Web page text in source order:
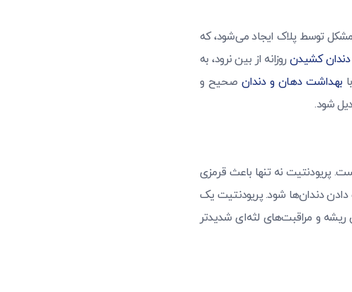
مشکل توسط پلاک ایجاد می‌شود، که
کشیدنروزانه از بین نرود، به
بهداشت دهان و دندان صحیح و
شود.
پریودنتیت نه تنها باعث قرمزی
دندان‌ها شود. پریودنتیت یک
و مراقبت‌های لثه‌ای شدیدتر